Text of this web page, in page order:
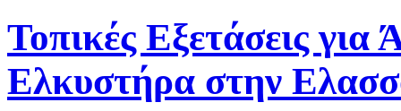
Τοπικές Εξετάσεις
Ελκυστήρα στην